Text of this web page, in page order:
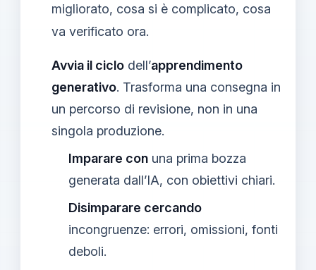
migliorato, cosa si è complicato, cosa
va verificato ora.
Avvia il ciclo dell’apprendimento
generativo. Trasforma una consegna in
un percorso di revisione, non in una
singola produzione.
Imparare con una prima bozza
generata dall’IA, con obiettivi chiari.
Disimparare cercando
incongruenze: errori, omissioni, fonti
deboli.